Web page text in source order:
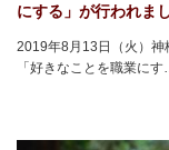
にする」が行われま
2019年8月13日（火）神
「好きなことを職業にす…